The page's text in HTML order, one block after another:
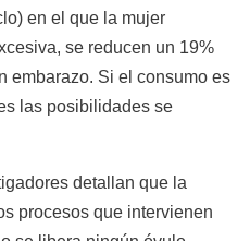
en el que la mujer
se reducen un 19%
embarazo. Si el consumo es
las posibilidades se
detallan que la
procesos que intervienen